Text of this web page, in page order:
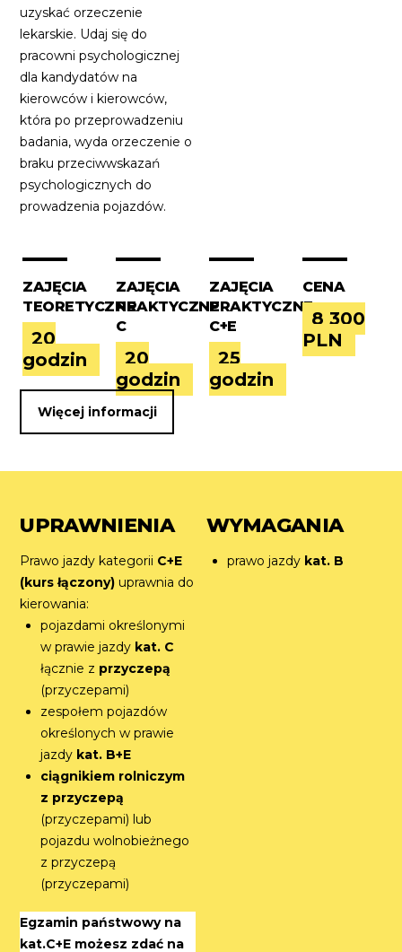
uzyskać orzeczenie
lekarskie. Udaj się do
pracowni psychologicznej
dla kandydatów na
kierowców i kierowców,
która po przeprowadzeniu
badania, wyda orzeczenie o
braku przeciwwskazań
psychologicznych do
prowadzenia pojazdów.
ZAJĘCIA
TEORETYCZNE
20
godzin
ZAJĘCIA
PRAKTYCZNE
C
20
godzin
ZAJĘCIA
PRAKTYCZNE
C+E
25
godzin
CENA
8 300
PLN
Więcej informacji
UPRAWNIENIA
Prawo jazdy kategorii C+E
(kurs łączony) uprawnia do
kierowania:
pojazdami określonymi
w prawie jazdy kat. C
łącznie z przyczepą
(przyczepami)
zespołem pojazdów
określonych w prawie
jazdy kat. B+E
ciągnikiem rolniczym
z przyczepą
(przyczepami) lub
pojazdu wolnobieżnego
z przyczepą
(przyczepami)
Egzamin państwowy na
kat.C+E możesz zdać na
WYMAGANIA
prawo jazdy kat. B